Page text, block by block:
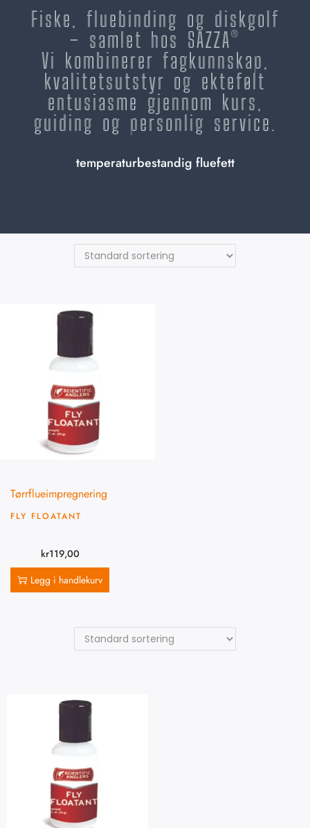
Fiske, fluebinding og diskgolf
– samlet hos SAZZA®
Vi kombinerer fagkunnskap,
kvalitetsutstyr og ektefølt
entusiasme gjennom kurs,
guiding og personlig service.
temperaturbestandig fluefett
Tørrflueimpregnering
FLY FLOATANT
kr119,00
Legg i handlekurv